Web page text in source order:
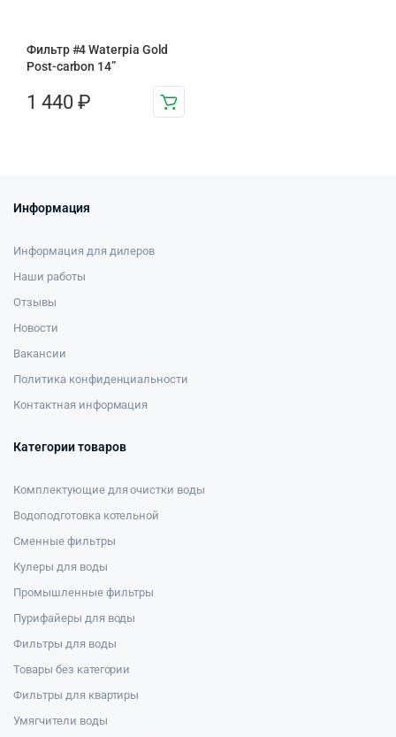
Фильтр #4 Waterpia Gold
Post-carbon 14”
1 440 ₽
Информация
Информация для дилеров
Наши работы
Отзывы
Новости
Вакансии
Политика конфиденциальности
Контактная информация
Категории товаров
Комплектующие для очистки воды
Водоподготовка котельной
Сменные фильтры
Кулеры для воды
Промышленные фильтры
Пурифайеры для воды
Фильтры для воды
Товары без категории
Фильтры для квартиры
Умягчители воды